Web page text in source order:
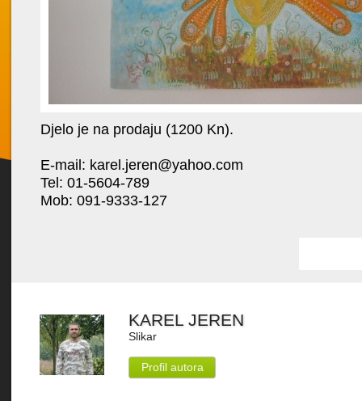
Djelo je na prodaju (1200 Kn).
E-mail: karel.jeren@yahoo.com
Tel: 01-5604-789
Mob: 091-9333-127
KAREL JEREN
Slikar
Profil autora